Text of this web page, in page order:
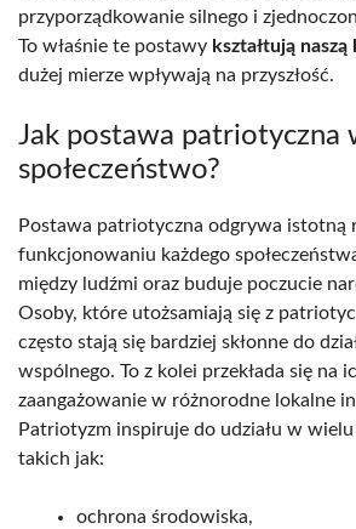
przyporządkowanie silnego i
To właśnie te postawy kształtują
dużej mierze wpływają na przyszłość.
Jak postawa patriotyczna
społeczeństwo?
Postawa patriotyczna odgrywa istotną
funkcjonowaniu każdego
między ludźmi oraz buduje poczucie
Osoby, które utożsamiają się z
często stają się bardziej skłonne do
wspólnego. To z kolei przekłada się na
zaangażowanie w różnorodne lokalne
Patriotyzm inspiruje do udziału w
takich jak:
ochrona środowiska,